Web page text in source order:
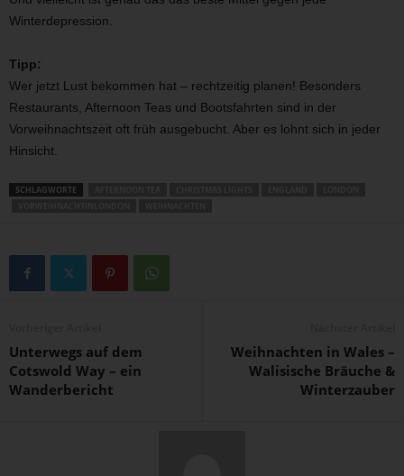
Winterdepression.
Tipp:
Wer jetzt Lust bekommen hat – rechtzeitig planen! Besonders
Restaurants, Afternoon Teas und Bootsfahrten sind in der
Vorweihnachtszeit oft früh ausgebucht. Aber es lohnt sich in jeder
Hinsicht.
SCHLAGWORTE
Unterwegs auf dem
Cotswold Way – ein
Wanderbericht
Weihnachten in Wales –
Walisische Bräuche &
Winterzauber